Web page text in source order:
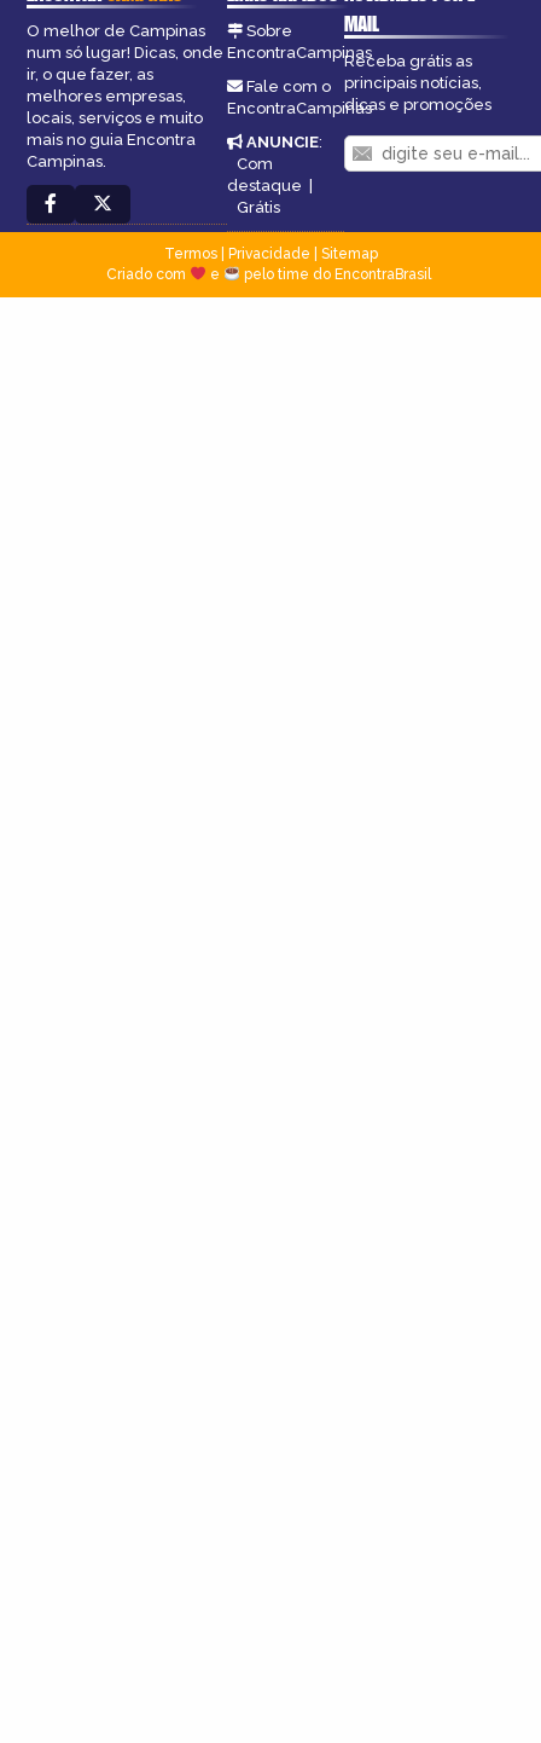
O melhor de Campinas
num só lugar! Dicas, onde
ir, o que fazer, as
melhores empresas,
locais, serviços e muito
mais no guia Encontra
Campinas.
Sobre
EncontraCampinas
Fale com o
EncontraCampinas
ANUNCIE:
Com
destaque |
Grátis
MAIL
Receba grátis as
principais notícias,
dicas e promoções
Termos| Privacidade
Sitemap
Criado com
e pelo time do EncontraBrasil